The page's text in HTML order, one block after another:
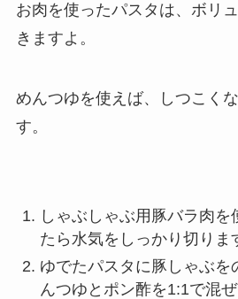
お肉を使ったパスタは、ボリ
きますよ。
めんつゆを使えば、しつこく
す。
しゃぶしゃぶ用豚バラ肉
たら水気をしっかり切りま
ゆでたパスタに豚しゃぶを
んつゆとポン酢を1:1で混